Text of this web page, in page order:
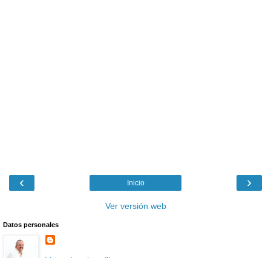
‹ ›
Inicio
Ver versión web
Datos personales